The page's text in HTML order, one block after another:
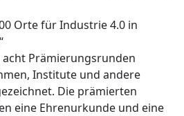
Orte für Industrie 4.0 in
Prämierungsrunden
Institute und andere
Die prämierten
eine Ehrenurkunde und eine